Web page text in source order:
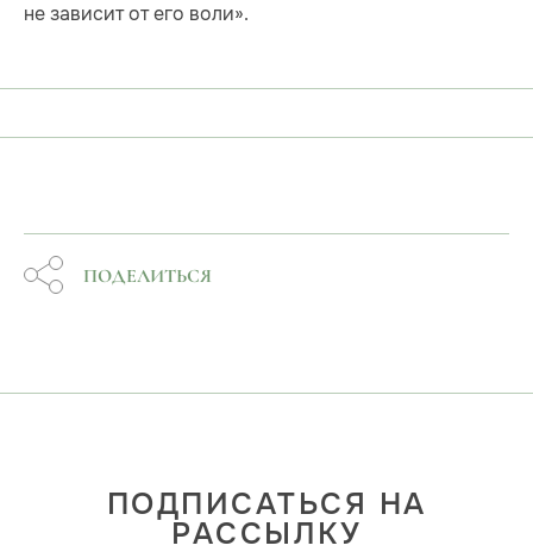
не зависит от его воли».
ПОДЕЛИТЬСЯ
ПОДПИСАТЬСЯ НА
РАССЫЛКУ